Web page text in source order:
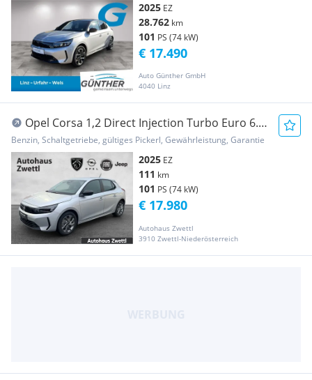
2025 EZ
28.762 km
101 PS (74 kW)
Auto Günther GmbH
4040 Linz
€ 17.490
Opel Corsa 1,2 Direct Injection Turbo Euro 6.4
Corsa...
Benzin, Schaltgetriebe, gültiges Pickerl, Gewährleistung, Garantie
2025 EZ
111 km
101 PS (74 kW)
Autohaus Zwettl
3910 Zwettl-Niederösterreich
€ 17.980